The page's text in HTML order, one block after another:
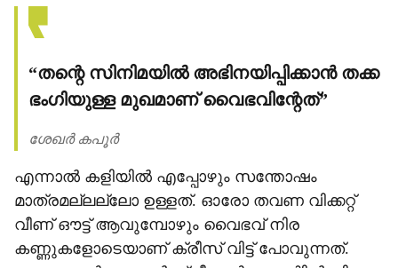
“തന്റെ സിനിമയിൽ അഭിനയിപ്പിക്കാൻ തക്ക
ഭംഗിയുള്ള മുഖമാണ് വൈഭവിന്റേത്”
ശേഖർ കപൂർ
എന്നാൽ കളിയിൽ എപ്പോഴും സന്തോഷം
മാത്രമല്ലല്ലോ ഉള്ളത്. ഓരോ തവണ വിക്കറ്റ്
വീണ് ഔട്ട് ആവുമ്പോഴും വൈഭവ് നിര
കണ്ണുകളോടെയാണ് ക്രീസ് വിട്ട് പോവുന്നത്.